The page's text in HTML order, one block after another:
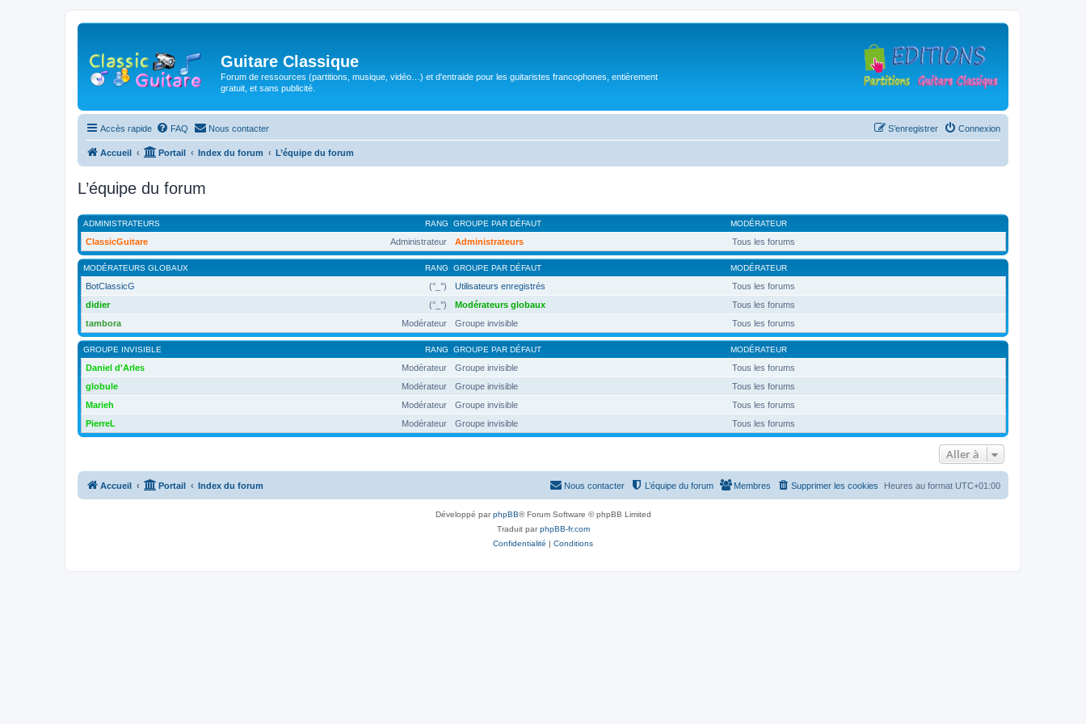
Guitare Classique
Forum de ressources (partitions, musique, vidéo…) et d'entraide pour les guitaristes francophones, entièrement
gratuit, et sans publicité.
Accès rapide FAQ Nous contacter Connexion
S’enregistrer
Accueil Portail Index du forum L’équipe du forum
L’équipe du forum
RANG
ADMINISTRATEURS GROUPE PAR DÉFAUT MODÉRATEUR
Administrateur
ClassicGuitare Administrateurs Tous les forums
RANG
MODÉRATEURS GLOBAUX GROUPE PAR DÉFAUT MODÉRATEUR
(°_°)
BotClassicG Utilisateurs enregistrés
Tous les forums
(°_°)
didier Modérateurs globaux
Tous les forums
Modérateur
tambora Groupe invisible Tous les forums
RANG
GROUPE INVISIBLE GROUPE PAR DÉFAUT MODÉRATEUR
Modérateur
Daniel d'Arles Groupe invisible
Tous les forums
Modérateur
globule Groupe invisible
Tous les forums
Modérateur
Marieh Groupe invisible
Tous les forums
Modérateur
PierreL Groupe invisible Tous les forums
Aller à
Accueil Portail Index du forum Heures au format UTC+01:00
Supprimer les cookies
Membres
L’équipe du forum
Nous contacter
Développé parphpBB® Forum Software © phpBB Limited
Traduit parphpBB-fr.com
Confidentialité | Conditions